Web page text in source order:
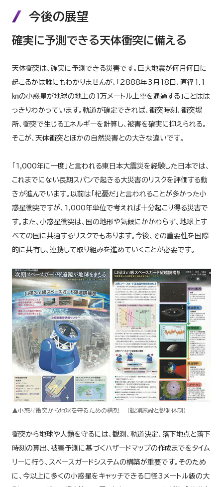
今後の展望
確実に予測できる天体衝突に備える
天体衝突は、確実に予測できる災害です。巨大地震が何月何日に
起こるかは誰にもわかりませんが、「2888年3月18日、直径1.1
㎞の小惑星が地球の地上の1万メートル上空を通過する」ことはは
っきりわかっています。軌道が確定できれば、衝突時刻、衝突場
所、衝突で生じるエネルギーを計算し、被害を確実に抑えられる。
そこが、天体衝突とほかの自然災害との大きな違いです。
「1,000年に一度」と言われる東日本大震災を経験した日本では、
これまでにない長期スパンで起きる大災害のリスクを評価する動
きが進んでいます。以前は「杞憂だ」と言われることが多かった小
惑星衝突ですが、1,000年単位で考えれば十分起こり得る災害で
す。また、小惑星衝突は、国の地形や気候にかかわらず、地球上す
べての国に共通するリスクでもあります。今後、その重要性を国際
的に共有し、連携して取り組みを進めていくことが必要です。
▲小惑星衝突から地球を守るための構想 （観測施設と観測体制）
衝突から地球や人類を守るには、観測、軌道決定、落下地点と落下
時刻の算出、被害予測に基づくハザードマップの作成までをタイム
リーに行う、スペースガードシステムの構築が重要です。そのため
に、今以上に多くの小惑星をキャッチできる口径3メートル級の大